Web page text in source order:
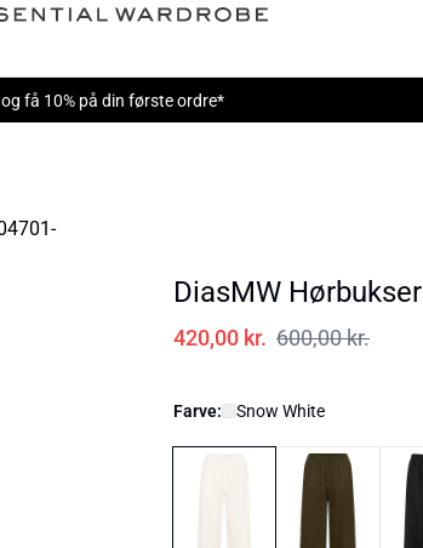
og få 10% på din første ordre*
DiasMW Hørbukser
420,00 kr. 600,00 kr.
Farve: Snow White